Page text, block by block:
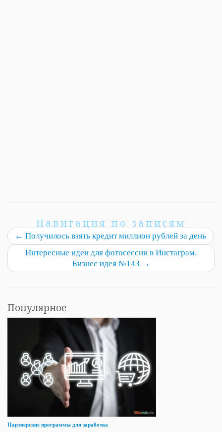
Навигация по записям
← Получилось взять кредит миллион рублей за день
Интересные идеи для фотосессии в Инстаграм.
Бизнес идея №143 →
Популярное
Партнерские программы для заработка